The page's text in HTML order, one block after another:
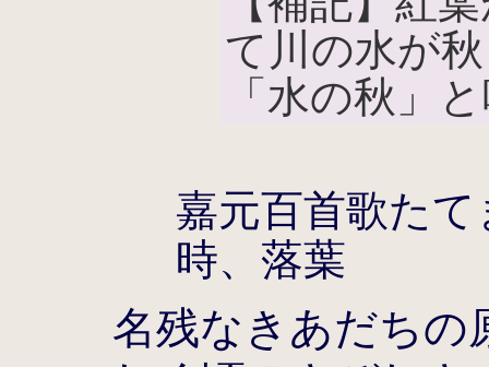
て川の水が
「水の秋」
嘉元百首歌た
時、落葉
名残なきあだちの